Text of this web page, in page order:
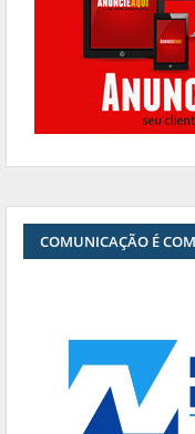
COMUNICAÇÃO É